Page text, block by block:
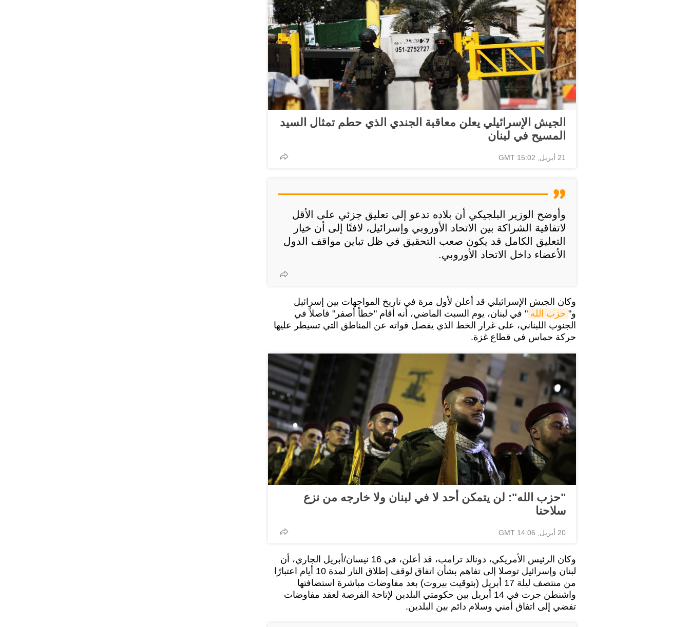
الجيش الإسرائيلي يعلن معاقبة الجندي الذي حطم تمثال السيد
المسيح في لبنان
21 أبريل, 15:02 GMT
وأوضح الوزير البلجيكي أن بلاده تدعو إلى تعليق جزئي على الأقل
لاتفاقية الشراكة بين الاتحاد الأوروبي وإسرائيل، لافتًا إلى أن خيار
التعليق الكامل قد يكون صعب التحقيق في ظل تباين مواقف الدول
الأعضاء داخل الاتحاد الأوروبي.
وكان الجيش الإسرائيلي قد أعلن لأول مرة في تاريخ المواجهات بين إسرائيل
و" حزب الله " في لبنان، يوم السبت الماضي، أنه أقام "خطاً أصفر" فاصلاً في
الجنوب اللبناني، على غرار الخط الذي يفصل قواته عن المناطق التي تسيطر عليها
حركة حماس في قطاع غزة.
"حزب الله": لن يتمكن أحد لا في لبنان ولا خارجه من نزع
سلاحنا
20 أبريل, 14:06 GMT
وكان الرئيس الأمريكي، دونالد ترامب، قد أعلن، في 16 نيسان/أبريل الجاري، أن
لبنان وإسرائيل توصلا إلى تفاهم بشأن اتفاق لوقف إطلاق النار لمدة 10 أيام اعتبارًا
من منتصف ليلة 17 أبريل (بتوقيت بيروت) بعد مفاوضات مباشرة استضافتها
واشنطن جرت في 14 أبريل بين حكومتي البلدين لإتاحة الفرصة لعقد مفاوضات
تفضي إلى اتفاق أمني وسلام دائم بين البلدين.